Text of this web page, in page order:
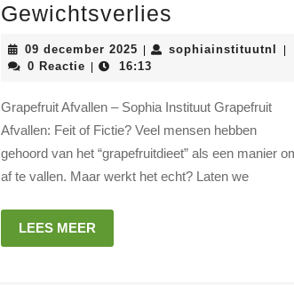
Gewichtsverlies
Gezonde
09 december 2025 09
december
sophiainstituutnl
0 Reactie 16:13
Grapefruit Afvallen – Sophia Instituut Grapefruit
Afvallen: Feit of Fictie? Veel mensen hebben
gehoord van het “grapefruitdieet” als een manier
af te vallen. Maar werkt het echt? Laten we
LEES MEER
MEER